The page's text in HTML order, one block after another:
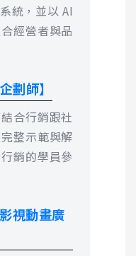
統，並以 AI
經營者與品
師】
合行銷跟社
整示範與解
銷的學員參
動畫廣